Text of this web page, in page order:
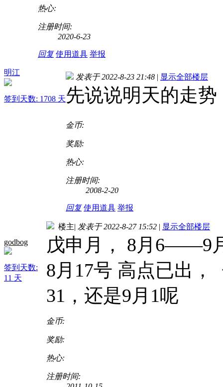
热心:
注册时间:
2020-6-23
回复 使用道具 举报
明江
签到天数: 1708 天
发表于 2022-8-23 21:48 | 显示全部楼层
先说说明天的走势
金币:
奖励:
热心:
注册时间:
2008-2-20
回复 使用道具 举报
godbog
签到天数:
11 天
楼主| 发表于 2022-8-27 15:52 | 显示全部楼层
戊申月， 8月6——9
8月17号 高点已出
31，还是9月1呢
金币:
奖励:
热心:
注册时间: